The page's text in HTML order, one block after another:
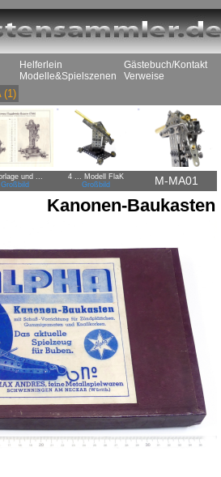
Helferlein
Modelle&Spielszenen
Gästebuch/Kontakt
Verweise
(1)
und ...
Großbild
4 ... Modell FlaK
Großbild
M-MA01
Kanonen-Baukasten